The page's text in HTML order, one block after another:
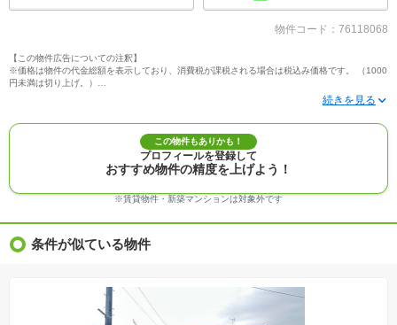
物件コード：76118068
【この物件広告についての注釈】
※価格は物件の代金総額を表示しており、消費税が課税される場合は税込み価格です。 （1000
円未満は切り上げ。）
※写真に写っている、またはパース（絵）や間取り図に描かれている家具や車などは、特にコ
※建築条件付き土地価格には、建物価格は含まれません。
※物件情報は、原則として情報提供日の２日前に最終確認した情報です。
※完成予想図はいずれも外構、植栽、外観等実際のものとは多少異なることがあります。
※モデルルーム・モデルハウス・展示場・ショールームの画像の場合、今回販売の物件と異な
※ＣＧ合成の画像の場合、実際とは多少異なる場合があります。
※物件特徴：販売戸数が複数の物件は、全ての住戸に該当しない項目もあります。
※価格更新：物件価格が変更された日から１週間表示されます。
※建築条件土地の情報内に掲載されている、建物プラン例は、土地購入者の設計プランの参考
の一例であって、プランの採用可否は任意です。
※土地（建築条件なし）で「建物プラン例」が表記してある時、そのプラン例は特定の建築請
この物件もありかも！
プロフィールを登録して
おすすめ物件の精度を上げよう！
※賃貸物件・新築マンションは対象外です
条件が似ている物件